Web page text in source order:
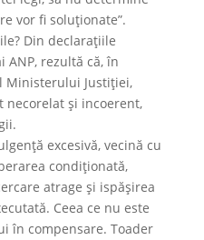
vor fi soluţionate”.
Din declaraţiile
rezultă că, în
Ministerului Justiţiei,
necorelat şi incoerent,
excesivă, vecină cu
condiţionată,
atrage şi ispăşirea
Ceea ce nu este
în compensare. Toader